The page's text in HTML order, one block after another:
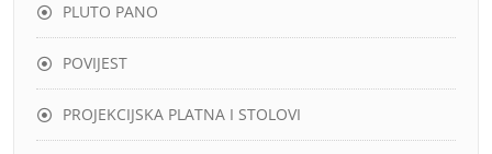
PLUTO PANO
POVIJEST
PROJEKCIJSKA PLATNA I STOLOVI